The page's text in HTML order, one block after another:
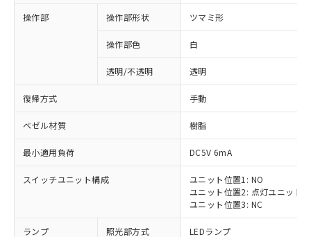
操作部 操作部形状 ツマミ形
操作部色 白
透明/不透明 透明
復帰方式 手動
ベゼル材質 樹脂
最小適用負荷 DC5V 6mA
スイッチユニット構成
ユニット位置1: NO
ユニット位置2: 点灯ユニット
ユニット位置3: NC
ランプ 照光部方式 LEDランプ